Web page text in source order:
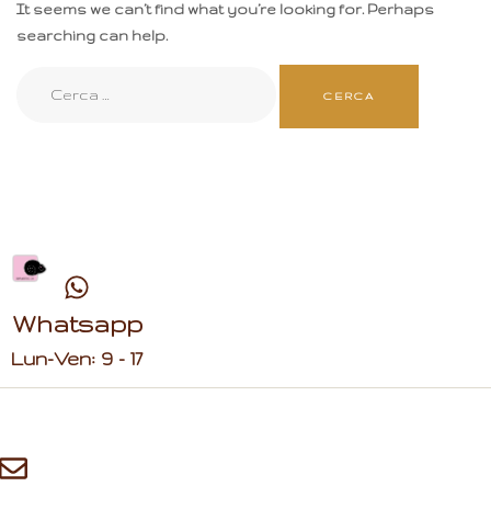
It seems we can’t find what you’re looking for. Perhaps
searching can help.
Whatsapp
Lun-Ven: 9 - 17